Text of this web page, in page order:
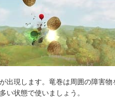
出現します。竜巻は周囲の障害物
い状態で使いましょう。